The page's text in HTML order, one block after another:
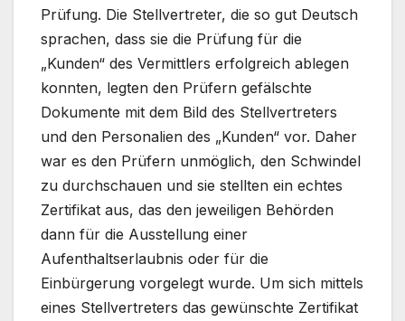
Prüfung. Die Stellvertreter, die so gut Deutsch
sprachen, dass sie die Prüfung für die
„Kunden“ des Vermittlers erfolgreich ablegen
konnten, legten den Prüfern gefälschte
Dokumente mit dem Bild des Stellvertreters
und den Personalien des „Kunden“ vor. Daher
war es den Prüfern unmöglich, den Schwindel
zu durchschauen und sie stellten ein echtes
Zertifikat aus, das den jeweiligen Behörden
dann für die Ausstellung einer
Aufenthaltserlaubnis oder für die
Einbürgerung vorgelegt wurde. Um sich mittels
eines Stellvertreters das gewünschte Zertifikat